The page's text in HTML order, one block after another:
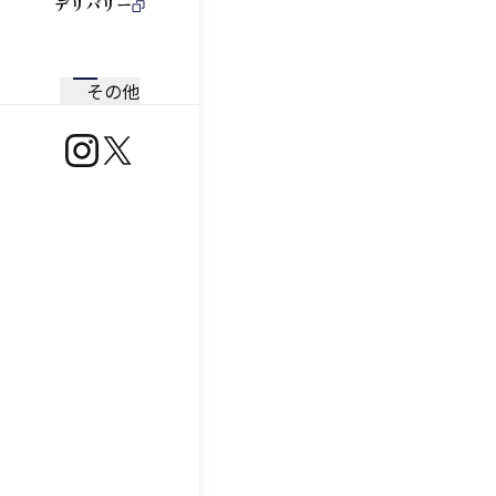
デリバリー
その他
https://www.instagram.com/ootoya.jp/
https://x.com/ootoya_gohan